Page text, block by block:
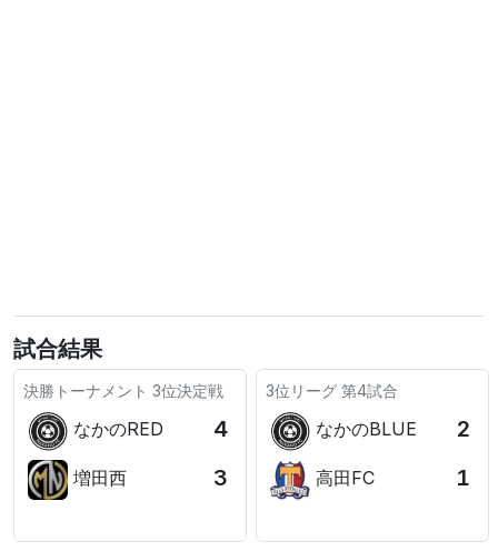
試合結果
決勝トーナメント 3位決定戦
なかのRED 4
増田西 3
3位リーグ 第4試合
なかのBLUE 2
高田FC 1